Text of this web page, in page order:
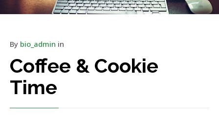
By bio_admin in
Coffee & Cookie
Time